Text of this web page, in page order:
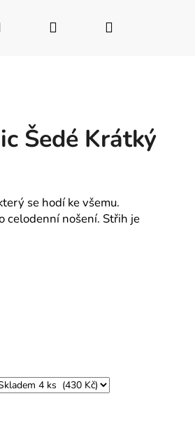
Hledat PřihlášeníNákupní
Šedé Krátký
se hodí ke všemu.
celodenní nošení. Střih je